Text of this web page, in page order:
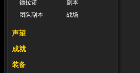
德拉诺
副本
团队副本
战场
声望
成就
装备